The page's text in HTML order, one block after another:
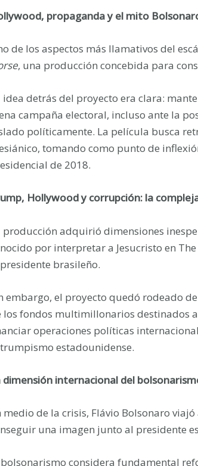
propaganda y el mito
de los aspectos más llamativos del
, una producción concebida para
idea detrás del proyecto era clara:
campaña electoral, incluso ante la
políticamente. La película busca
tomando como punto de
de 2018.
Hollywood y corrupción: la
producción adquirió dimensiones
por interpretar a Jesucristo en
brasileño.
embargo, el proyecto quedó rodeado
los fondos multimillonarios destinados
operaciones políticas
estadounidense.
dimensión internacional del
medio de la crisis, Flávio Bolsonaro
una imagen junto al presidente
bolsonarismo considera fundamental